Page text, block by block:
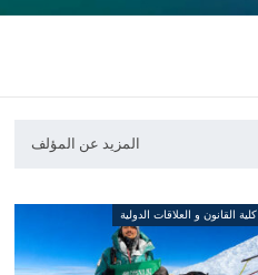
المزيد عن المؤلف
كلية القانون و العلاقات الدولية